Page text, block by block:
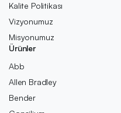
Kalite Politikası
Vizyonumuz
Misyonumuz
Ürünler
Abb
Allen Bradley
Bender